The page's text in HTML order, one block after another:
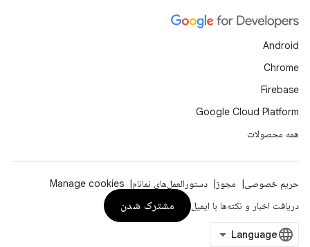
Android
Chrome
Firebase
Google Cloud Platform
همه محصولات
حریم خصوصی مجوز دستورالعمل‌های نمانام
Manage cookies
دریافت اخبار و نکته‌ها با ایمیل
مشترک شدن